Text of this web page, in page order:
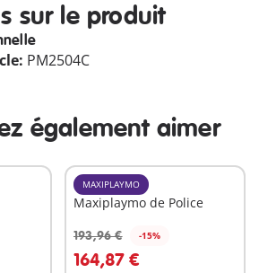
sur le produit
PM2504C
également aimer
MAXIPLAYMO
Maxiplaymo de Police
193,96 € -15%
164,87 €
Au panier